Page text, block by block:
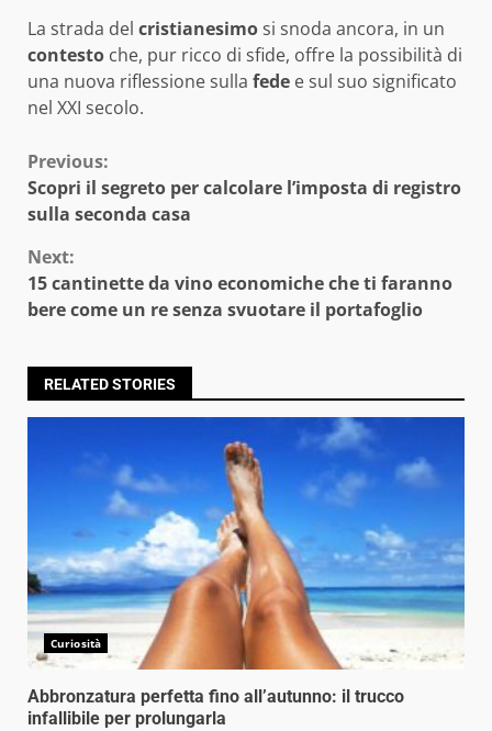
La strada del cristianesimosi snoda ancora, in un
contesto che, pur ricco di sfide, offre la possibilità di
una nuova riflessione sulla fede e sul suo significato
nel XXI secolo.
Continue
Reading
Previous:
Scopri il segreto per calcolare l’imposta di registro
sulla seconda casa
Next:
15 cantinette da vino economiche che ti faranno
bere come un re senza svuotare il portafoglio
RELATED STORIES
Curiosità
Abbronzatura perfetta fino all’autunno: il trucco
infallibile per prolungarla